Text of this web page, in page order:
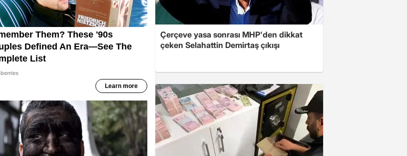
Çerçeve yasa sonrası MHP'den dikkat
çeken Selahattin Demirtaş çıkışı